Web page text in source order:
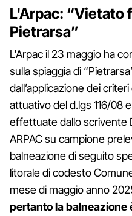
L'Arpac: “Vietato
Pietrarsa”
L'Arpac il 23 maggio ha
sulla spiaggia di
dall’applicazione dei
attuativo del d.lgs 116/08
effettuate dallo scrivente
ARPAC su campione
balneazione di seguito
litorale di codesto
mese di maggio anno
pertanto la balneazione